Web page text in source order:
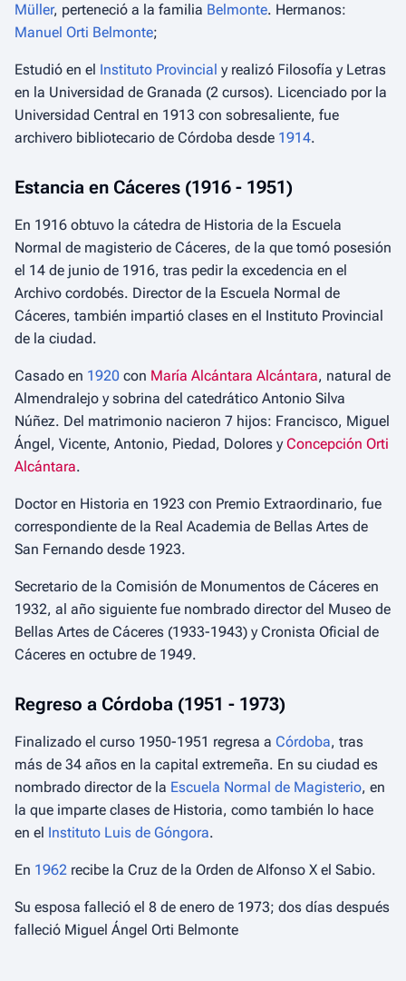
Müller, perteneció a la familia Belmonte. Hermanos:
Manuel Orti Belmonte;
Estudió en el Instituto Provincial y realizó Filosofía y Letras
en la Universidad de Granada (2 cursos). Licenciado por la
Universidad Central en 1913 con sobresaliente, fue
archivero bibliotecario de Córdoba desde 1914.
Estancia en Cáceres (1916 - 1951)
En 1916 obtuvo la cátedra de Historia de la Escuela
Normal de magisterio de Cáceres, de la que tomó posesión
el 14 de junio de 1916, tras pedir la excedencia en el
Archivo cordobés. Director de la Escuela Normal de
Cáceres, también impartió clases en el Instituto Provincial
de la ciudad.
Casado en 1920 con María Alcántara Alcántara, natural de
Almendralejo y sobrina del catedrático Antonio Silva
Núñez. Del matrimonio nacieron 7 hijos: Francisco, Miguel
Ángel, Vicente, Antonio, Piedad, Dolores yConcepción Orti
Alcántara.
Doctor en Historia en 1923 con Premio Extraordinario, fue
correspondiente de la Real Academia de Bellas Artes de
San Fernando desde 1923.
Secretario de la Comisión de Monumentos de Cáceres en
1932, al año siguiente fue nombrado director del Museo de
Bellas Artes de Cáceres (1933-1943) y Cronista Oficial de
Cáceres en octubre de 1949.
Regreso a Córdoba (1951 - 1973)
Finalizado el curso 1950-1951 regresa a Córdoba, tras
más de 34 años en la capital extremeña. En su ciudad es
nombrado director de la Escuela Normal de Magisterio, en
la que imparte clases de Historia, como también lo hace
en el Instituto Luis de Góngora.
En 1962 recibe la Cruz de la Orden de Alfonso X el Sabio.
Su esposa falleció el 8 de enero de 1973; dos días después
falleció Miguel Ángel Orti Belmonte